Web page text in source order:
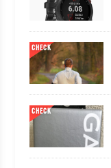
CHECK
CHECK